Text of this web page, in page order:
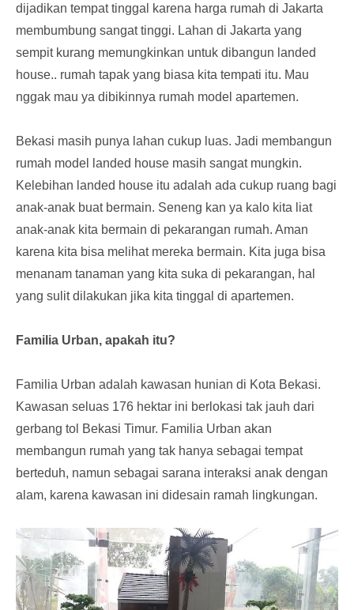
dijadikan tempat tinggal karena harga rumah di Jakarta
membumbung sangat tinggi. Lahan di Jakarta yang
sempit kurang memungkinkan untuk dibangun landed
house.. rumah tapak yang biasa kita tempati itu. Mau
nggak mau ya dibikinnya rumah model apartemen.
Bekasi masih punya lahan cukup luas. Jadi membangun
rumah model landed house masih sangat mungkin.
Kelebihan landed house itu adalah ada cukup ruang bagi
anak-anak buat bermain. Seneng kan ya kalo kita liat
anak-anak kita bermain di pekarangan rumah. Aman
karena kita bisa melihat mereka bermain. Kita juga bisa
menanam tanaman yang kita suka di pekarangan, hal
yang sulit dilakukan jika kita tinggal di apartemen.
Familia Urban, apakah itu?
Familia Urban adalah kawasan hunian di Kota Bekasi.
Kawasan seluas 176 hektar ini berlokasi tak jauh dari
gerbang tol Bekasi Timur. Familia Urban akan
membangun rumah yang tak hanya sebagai tempat
berteduh, namun sebagai sarana interaksi anak dengan
alam, karena kawasan ini didesain ramah lingkungan.